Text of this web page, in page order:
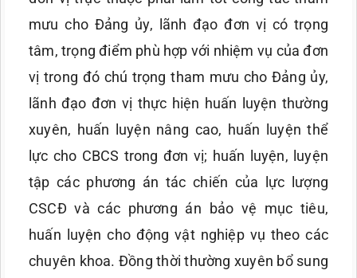
mưu cho Đảng ủy, lãnh đạo đơn vị có trọng
tâm, trọng điểm phù hợp với nhiệm vụ của đơn
vị trong đó chú trọng tham mưu cho Đảng ủy,
lãnh đạo đơn vị thực hiện huấn luyện thường
xuyên, huấn luyện nâng cao, huấn luyện thể
lực cho CBCS trong đơn vị; huấn luyện, luyện
tập các phương án tác chiến của lực lượng
CSCĐ và các phương án bảo vệ mục tiêu,
huấn luyện cho động vật nghiệp vụ theo các
chuyên khoa. Đồng thời thường xuyên bổ sung